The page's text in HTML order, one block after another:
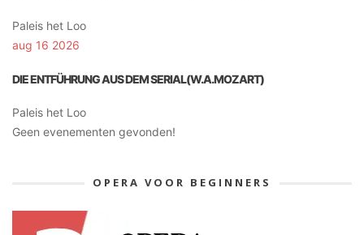
Paleis het Loo
aug 16 2026
DIE ENTFÜHRUNG AUS DEM SERIAL(W.A.MOZART)
Paleis het Loo
Geen evenementen gevonden!
OPERA VOOR BEGINNERS